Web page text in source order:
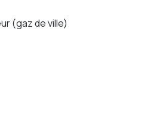
(gaz de ville)